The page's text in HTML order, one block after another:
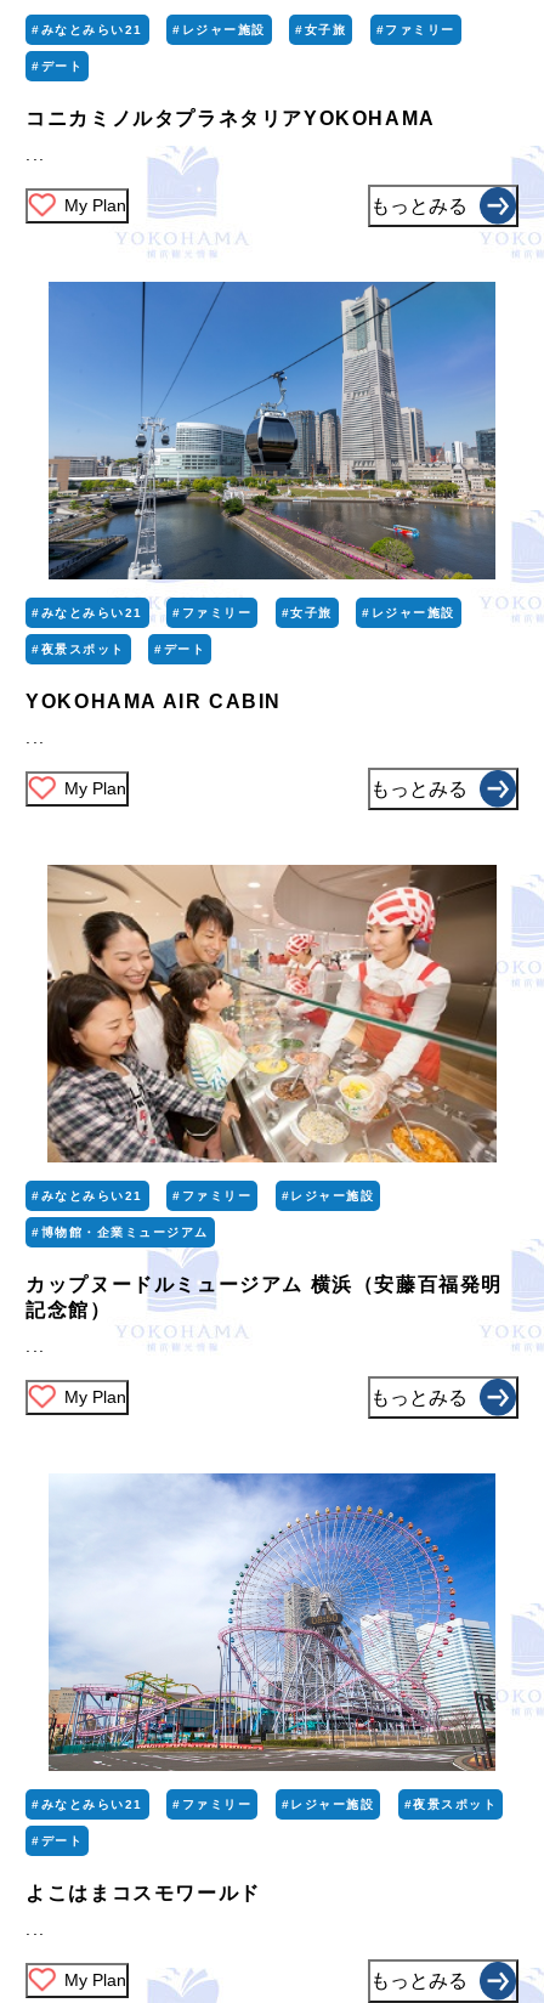
#みなとみらい21 #レジャー施設 #女子旅 #ファミリー
#デート
コニカミノルタプラネタリアYOKOHAMA
My Plan もっとみる
#みなとみらい21 #ファミリー #女子旅 #レジャー施設
#夜景スポット #デート
YOKOHAMA AIR CABIN
My Plan もっとみる
#みなとみらい21 #ファミリー #レジャー施設
#博物館・企業ミュージアム
カップヌードルミュージアム 横浜（安藤百福発明
記念館）
My Plan もっとみる
#みなとみらい21 #ファミリー #レジャー施設 #夜景スポット
#デート
よこはまコスモワールド
...
My Plan もっとみる